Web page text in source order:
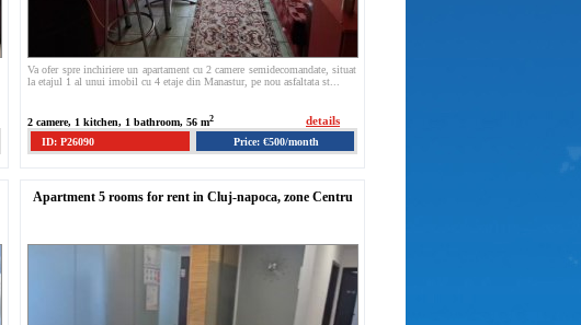
Va ofer spre inchiriere un apartament cu 2 camere semidecomandate, situat
la etajul 1 al unui imobil cu 4 etaje din Manastur, pe nou asfaltata st...
2 camere, 1 kitchen, 1 bathroom, 56 m2 details
ID: P26090 Price: €500/month
Apartment 5 rooms for rent in Cluj-napoca, zone Centru